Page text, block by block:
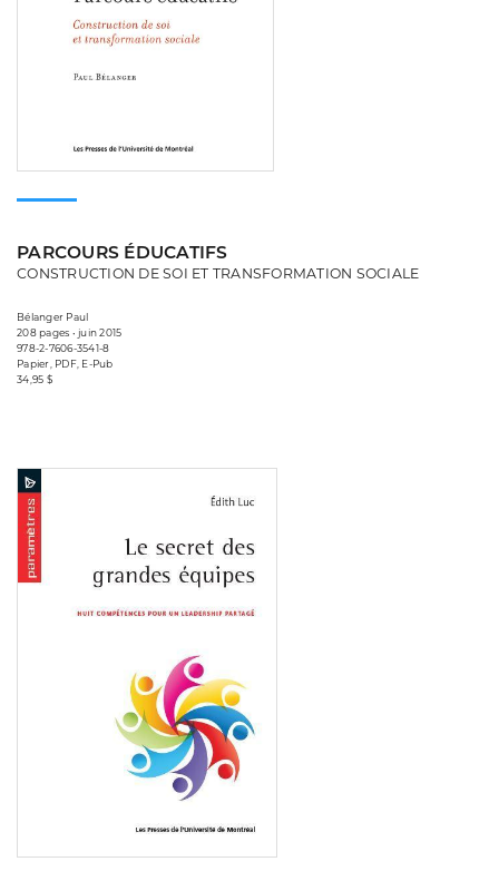
PARCOURS ÉDUCATIFS
CONSTRUCTION DE SOI ET TRANSFORMATION SOCIALE
Bélanger Paul
208 pages • juin 2015
978-2-7606-3541-8
Papier, PDF, E-Pub
34,95 $